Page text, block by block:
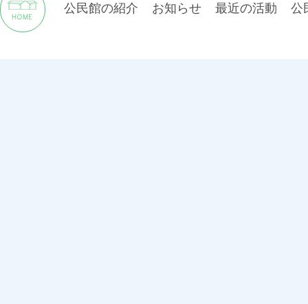
公民館の紹介 お知らせ 最近の活動 公